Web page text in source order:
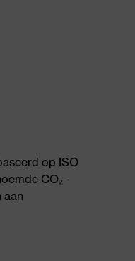
op ISO
CO₂-
aan